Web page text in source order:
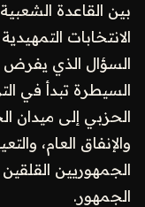
بين القاعدة
الانتخابات
السؤال الذي يفرض
السيطرة تبدأ في
الحزبي إلى ميدان
والإنفاق العام،
الجمهوريين
الجمهور.